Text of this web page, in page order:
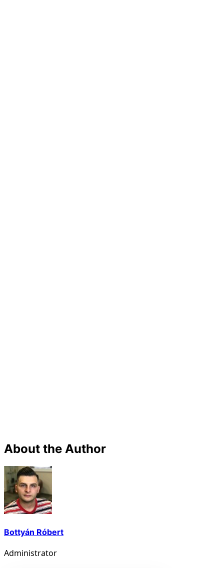
About the Author
Bottyán Róbert
Administrator